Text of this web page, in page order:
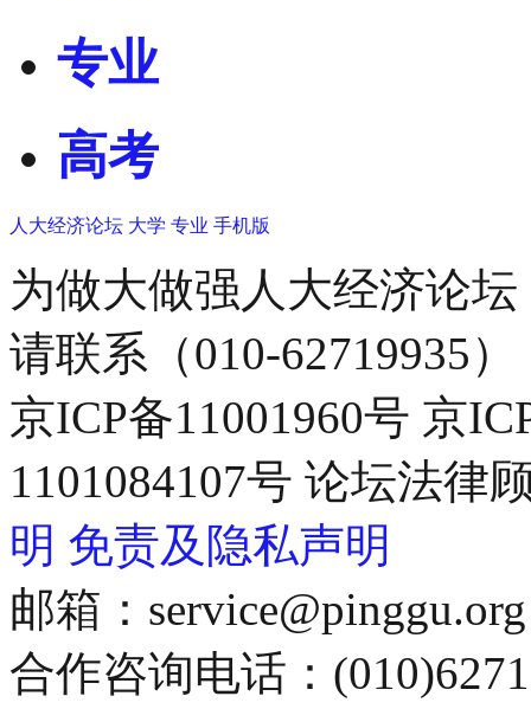
专业
高考
人大经济论坛 大学 专业 手机版
为做大做强人大经济论
请联系（010-62719935）
京ICP备11001960号 京
1101084107号 论坛法律
明 免责及隐私声明
邮箱：service@pinggu.org
合作咨询电话：